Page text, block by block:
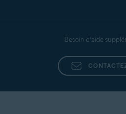
Besoin d’aide